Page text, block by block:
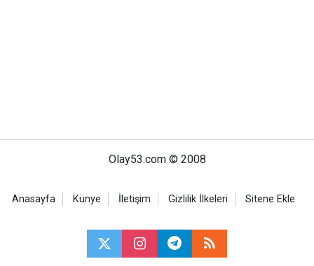
Olay53.com © 2008
Anasayfa Künye İletişim Gizlilik İlkeleri Sitene Ekle